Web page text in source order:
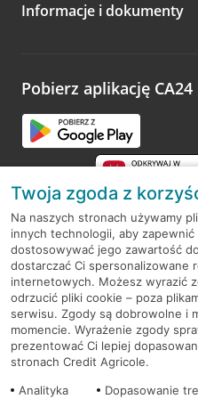
Zachęcamy do podzielenia
opinie.
Informacje i dokumenty
Pobierz aplikację
RODO
Regulamin serwisu
Mapa serwisu
PolitykaCookies
Twoja zgoda z
Na naszych stronach używamy
innych technologii, aby zapewnić
dostosowywać jego zawartość
dostarczać Ci spersonalizowane
internetowych. Możesz wyrazić
odrzucić pliki cookie – poza
serwisu. Zgody są dobrowolne i
momencie. Wyrażenie zgody
prezentować Ci lepiej
stronach Credit Agricole.
Analityka
Dopasowanie